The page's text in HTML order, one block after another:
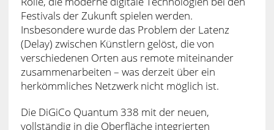
Festivals der Zukunft spielen werden.
Insbesondere wurde das Problem der Latenz
(Delay) zwischen Künstlern gelöst, die von
verschiedenen Orten aus remote miteinander
zusammenarbeiten – was derzeit über ein
herkömmliches Netzwerk nicht möglich ist.
Die DiGiCo Quantum 338 mit der neuen,
vollständig in die Oberfläche integrierten